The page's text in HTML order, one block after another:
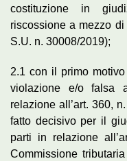
costituzione in
riscossione a mezzo
S.U. n. 30008/2019);
2.1 con il primo
violazione e/o falsa
relazione all’art. 360,
fatto decisivo per il
parti in relazione
Commissione